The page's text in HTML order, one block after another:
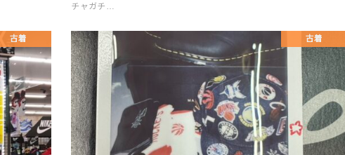
チャガチ…
古着 古着